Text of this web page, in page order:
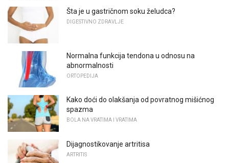
Šta je u gastričnom soku želudca?
DIGESTIVNO ZDRAVLJE
Normalna funkcija tendona u odnosu na
abnormalnosti
ORTOPEDIJA
Kako doći do olakšanja od povratnog mišićnog
spazma
BOLA NA VRATIMA I VRATIMA
Dijagnostikovanje artritisa
ARTRITIS